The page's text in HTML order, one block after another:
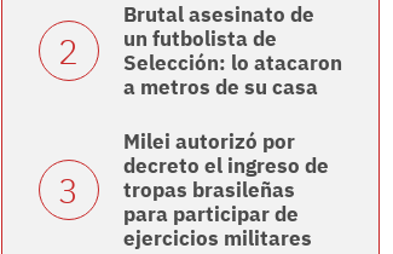
Brutal asesinato de
un futbolista de
Selección: lo atacaron
a metros de su casa
Milei autorizó por
decreto el ingreso de
tropas brasileñas
para participar de
ejercicios militares